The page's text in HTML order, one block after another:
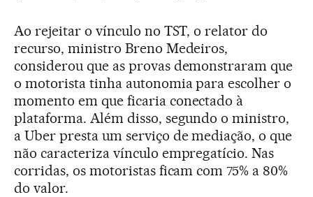
Ao rejeitar o vínculo no TST, o relator do
recurso, ministro Breno Medeiros,
considerou que as provas demonstraram que
o motorista tinha autonomia para escolher o
momento em que ficaria conectado à
plataforma. Além disso, segundo o ministro,
a Uber presta um serviço de mediação, o que
não caracteriza vínculo empregatício. Nas
corridas, os motoristas ficam com 75% a 80%
do valor.